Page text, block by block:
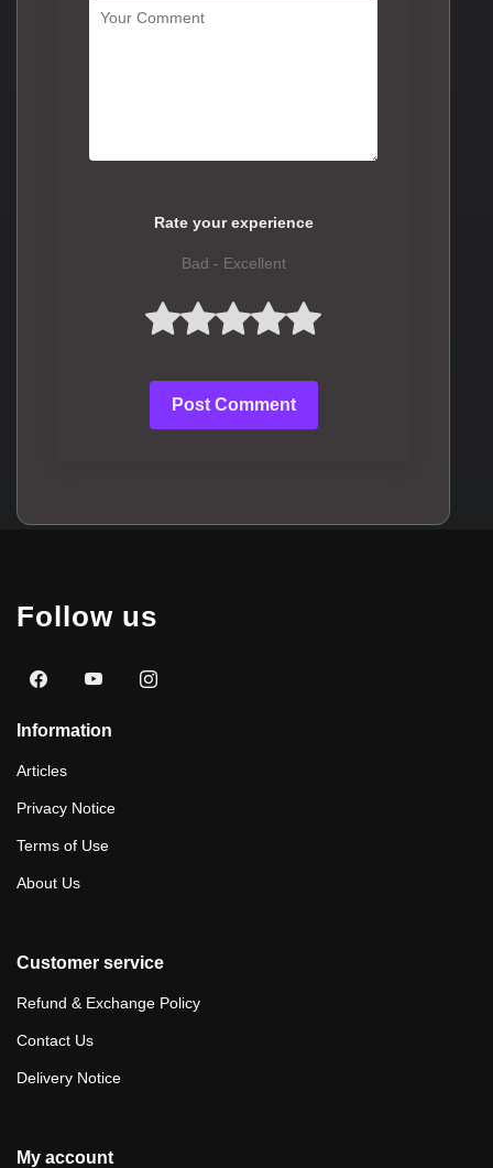
Rate your experience
Bad - Excellent
Post Comment
Follow us
Information
Articles
Privacy Notice
Terms of Use
About Us
Customer service
Refund & Exchange Policy
Contact Us
Delivery Notice
My account